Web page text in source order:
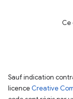
Ce
Sauf indication
licence Creative